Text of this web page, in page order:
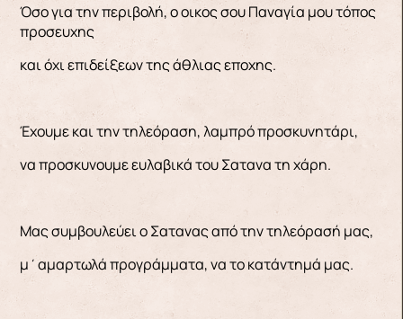
Όσο για την περιβολή, ο οικος σου Παναγία μου τόπος
προσευχης
και όχι επιδείξεων της άθλιας εποχης.
Έχουμε και την τηλεόραση, λαμπρό προσκυνητάρι,
να προσκυνουμε ευλαβικά του Σατανα τη χάρη.
Μας συμβουλεύει ο Σατανας από την τηλεόρασή μας,
μ΄αμαρτωλά προγράμματα, να το κατάντημά μας.